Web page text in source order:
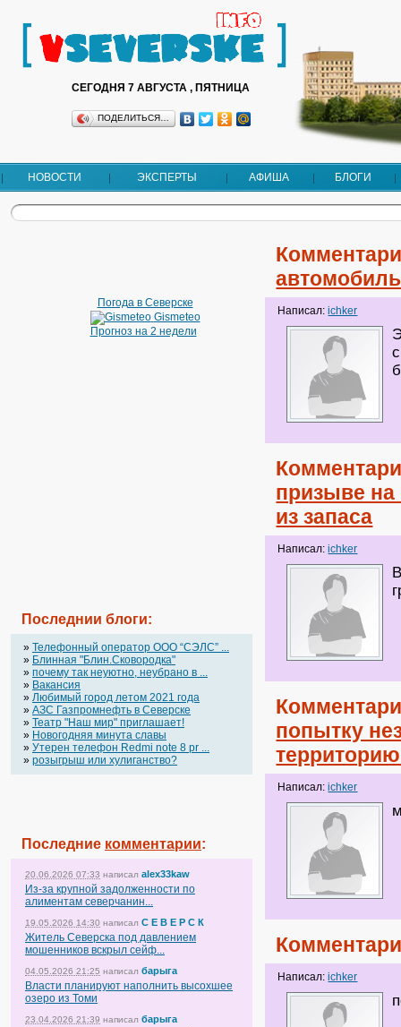
СЕГОДНЯ 7 АВГУСТА , ПЯТНИЦА
ПОДЕЛИТЬСЯ…
НОВОСТИ ЭКСПЕРТЫ АФИША БЛОГИ
Погода в Северске
Gismeteo
Прогноз на 2 недели
Последнии блоги:
» Телефонный оператор OOO “СЭЛС” ...
» Блинная "Блин.Сковородка"
» почему так неуютно, неубрано в ...
» Вакансия
» Любимый город летом 2021 года
» АЗС Газпромнефть в Северске
» Театр "Наш мир" приглашает!
» Новогодняя минута славы
» Утерен телефон Redmi note 8 pr ...
» розыгрыш или хулиганство?
Последние комментарии:
20.06.2026 07:33 написал alex33kaw
Из-за крупной задолженности по
алиментам северчанин...
19.05.2026 14:30 написал С Е В Е Р С К
Житель Северска под давлением
мошенников вскрыл сейф...
04.05.2026 21:25 написал барыга
Власти планируют наполнить высохшее
озеро из Томи
23.04.2026 21:39 написал барыга
Написал:ichker
призыве на
из запаса
Написал:ichker
попытку
Написал:ichker
Написал:ichker